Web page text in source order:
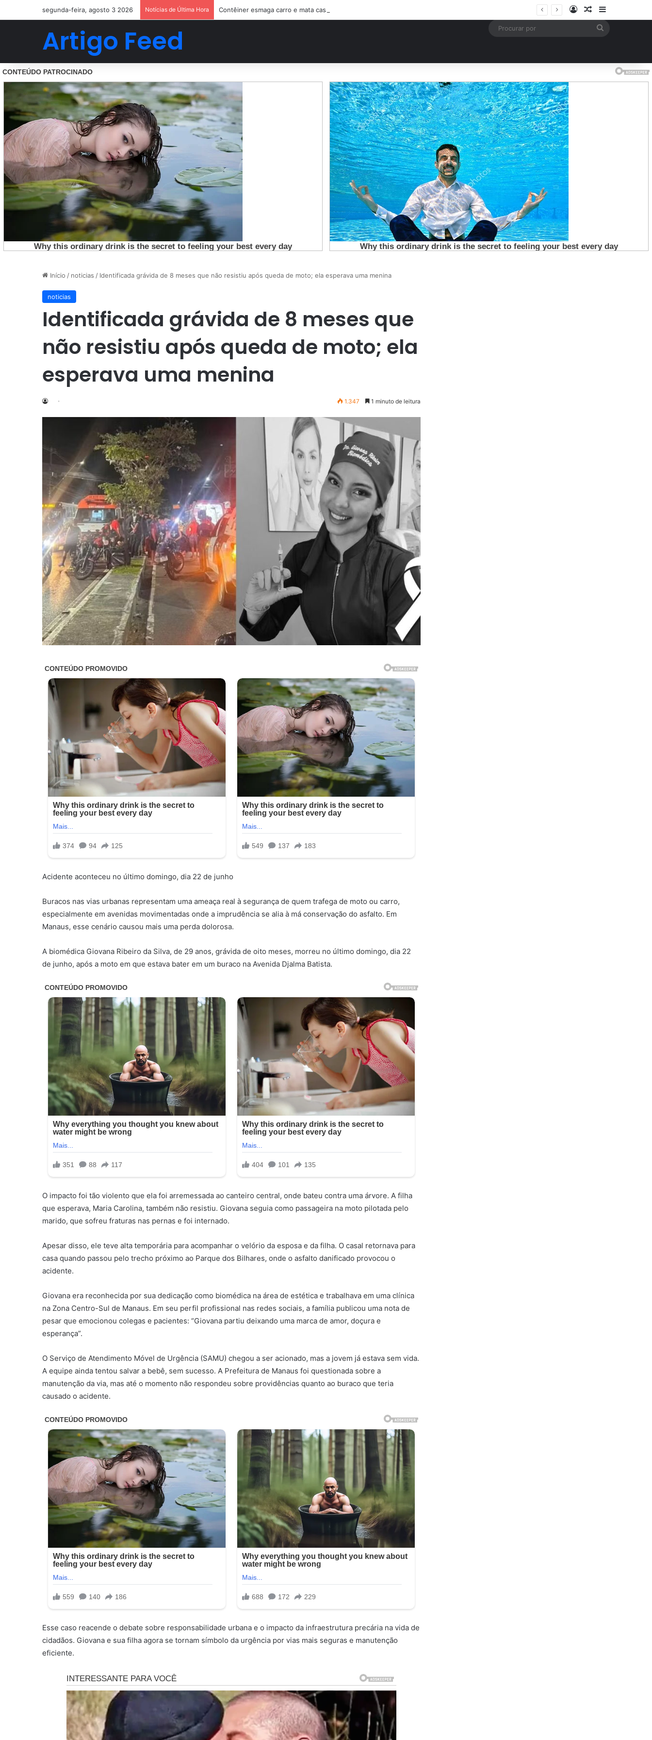
segunda-feira, agosto 3 2026 Notícias de Última Hora Contêiner esmaga carro e mata casal na BR-470; filho sobreviveu…Ver mais EntrarArtigo aleatório
Barra Lateral
Artigo Feed
Início / noticias / Identificada grávida de 8 meses que não resistiu após queda de moto; ela esperava uma menina
noticias
Identificada grávida de 8 meses que
não resistiu após queda de moto; ela
esperava uma menina
1.347 1 minuto de leitura
Acidente aconteceu no último domingo, dia 22 de junho
Buracos nas vias urbanas representam uma ameaça real à segurança de quem trafega de moto ou carro,
especialmente em avenidas movimentadas onde a imprudência se alia à má conservação do asfalto. Em
Manaus, esse cenário causou mais uma perda dolorosa.
A biomédica Giovana Ribeiro da Silva, de 29 anos, grávida de oito meses, morreu no último domingo, dia 22
de junho, após a moto em que estava bater em um buraco na Avenida Djalma Batista.
O impacto foi tão violento que ela foi arremessada ao canteiro central, onde bateu contra uma árvore. A filha
que esperava, Maria Carolina, também não resistiu. Giovana seguia como passageira na moto pilotada pelo
marido, que sofreu fraturas nas pernas e foi internado.
Apesar disso, ele teve alta temporária para acompanhar o velório da esposa e da filha. O casal retornava para
casa quando passou pelo trecho próximo ao Parque dos Bilhares, onde o asfalto danificado provocou o
acidente.
Giovana era reconhecida por sua dedicação como biomédica na área de estética e trabalhava em uma clínica
na Zona Centro-Sul de Manaus. Em seu perfil profissional nas redes sociais, a família publicou uma nota de
pesar que emocionou colegas e pacientes: “Giovana partiu deixando uma marca de amor, doçura e
esperança”.
O Serviço de Atendimento Móvel de Urgência (SAMU) chegou a ser acionado, mas a jovem já estava sem vida.
A equipe ainda tentou salvar a bebê, sem sucesso. A Prefeitura de Manaus foi questionada sobre a
manutenção da via, mas até o momento não respondeu sobre providências quanto ao buraco que teria
causado o acidente.
Esse caso reacende o debate sobre responsabilidade urbana e o impacto da infraestrutura precária na vida de
cidadãos. Giovana e sua filha agora se tornam símbolo da urgência por vias mais seguras e manutenção
eficiente.